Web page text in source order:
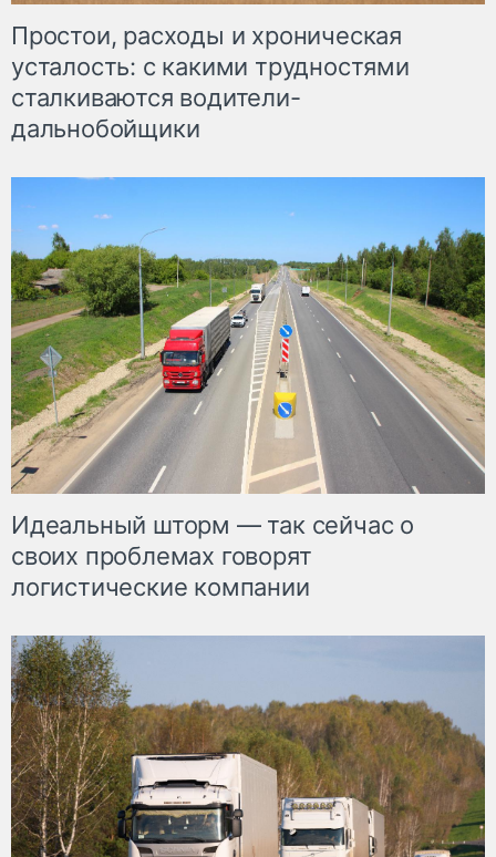
Простои, расходы и хроническая
усталость: с какими трудностями
сталкиваются водители-
дальнобойщики
Идеальный шторм — так сейчас о
своих проблемах говорят
логистические компании